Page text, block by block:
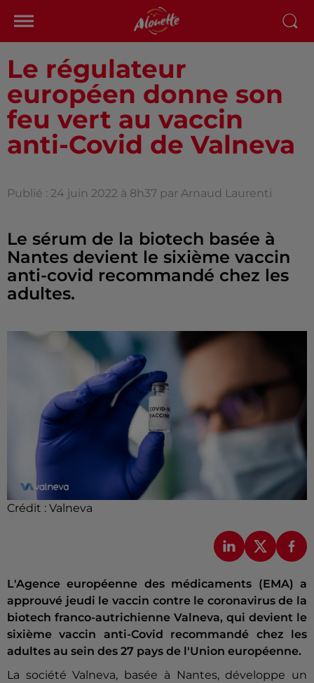
Le régulateur
européen donne son
feu vert au vaccin
anti-Covid de Valneva
Publié : 24 juin 2022 à 8h37 par Arnaud Laurenti
Le sérum de la biotech basée à
Nantes devient le sixième vaccin
anti-covid recommandé chez les
adultes.
Crédit : Valneva
L'Agence européenne des médicaments (EMA) a
approuvé jeudi le vaccin contre le coronavirus de la
biotech franco-autrichienne Valneva, qui devient le
sixième vaccin anti-Covid recommandé chez les
adultes au sein des 27 pays de l'Union européenne.
La société Valneva, basée à Nantes, développe un